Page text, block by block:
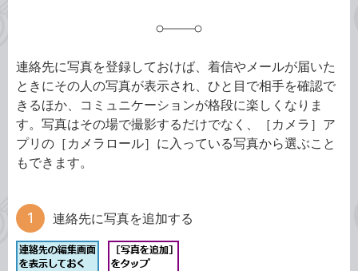
連絡先に写真を登録しておけば、着信やメールが届いた
ときにその人の写真が表示され、ひと目で相手を確認で
きるほか、コミュニケーションが格段に楽しくなりま
す。写真はその場で撮影するだけでなく、［カメラ］ア
プリの［カメラロール］に入っている写真から選ぶこと
もできます。
連絡先に写真を追加する